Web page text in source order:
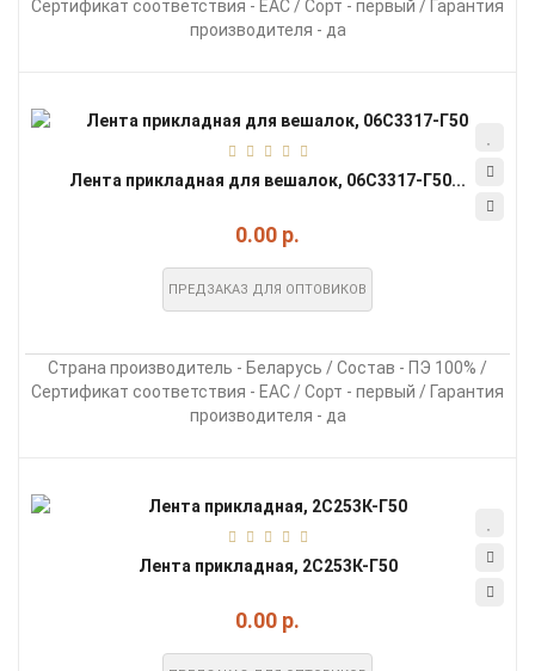
Сертификат соответствия - EAC / Сорт - первый / Гарантия
производителя - да
Лента прикладная для вешалок, 06С3317-Г50...
0.00 р.
ПРЕДЗАКАЗ ДЛЯ ОПТОВИКОВ
Страна производитель - Беларусь / Состав - ПЭ 100% /
Сертификат соответствия - EAC / Сорт - первый / Гарантия
производителя - да
Лента прикладная, 2С253К-Г50
0.00 р.